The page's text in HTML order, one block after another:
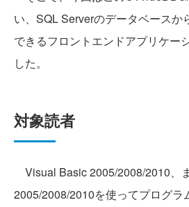
い、SQL Serverのデータベースか
できるフロントエンドアプリケー
した。
対象読者
Visual Basic 2005/2008/2010、
2005/2008/2010を使ってプログラ